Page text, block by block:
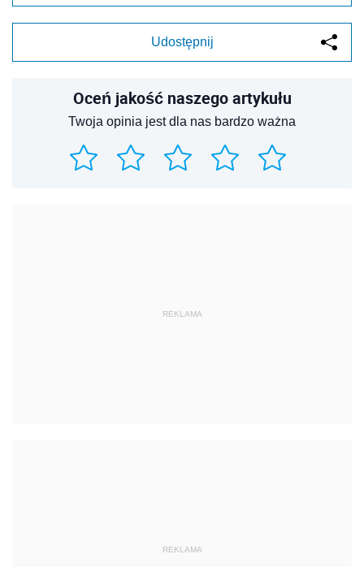
Udostępnij
Oceń jakość naszego artykułu
Twoja opinia jest dla nas bardzo ważna
REKLAMA
REKLAMA